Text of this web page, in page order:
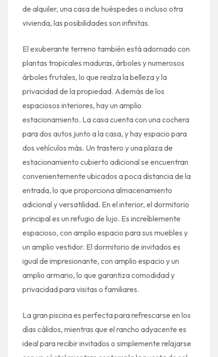
de alquiler, una casa de huéspedes o incluso otra
vivienda, las posibilidades son infinitas.
El exuberante terreno también está adornado con
plantas tropicales maduras, árboles y numerosos
árboles frutales, lo que realza la belleza y la
privacidad de la propiedad. Además de los
espaciosos interiores, hay un amplio
estacionamiento. La casa cuenta con una cochera
para dos autos junto a la casa, y hay espacio para
dos vehículos más. Un trastero y una plaza de
estacionamiento cubierto adicional se encuentran
convenientemente ubicados a poca distancia de la
entrada, lo que proporciona almacenamiento
adicional y versatilidad. En el interior, el dormitorio
principal es un refugio de lujo. Es increíblemente
espacioso, con amplio espacio para sus muebles y
un amplio vestidor. El dormitorio de invitados es
igual de impresionante, con amplio espacio y un
amplio armario, lo que garantiza comodidad y
privacidad para visitas o familiares.
La gran piscina es perfecta para refrescarse en los
días cálidos, mientras que el rancho adyacente es
ideal para recibir invitados o simplemente relajarse